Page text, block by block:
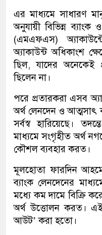
এর মাধ্যমে সাধারণ
অনুযায়ী বিভিন্ন ব্যাংক
(এমএফএস)
অ্যাকাউন্ট অধিকাংশ
ছিল, যাদের অনেকেই
ছিলেন না।
পরে প্রতারকরা এসব
অর্থ লেনদেন ও আত্মসাৎ
সর্বস্ব হারিয়েছে।
মাধ্যমে সংগৃহীত অর্থ
কৌশল ব্যবহার করত।
মূলহোতা ফারদিন
ব্যাংক লেনদেনের
মধ্যে কম দামে বিক্রি
অর্থ উত্তোলন করত।
আউট’ করা হতো।